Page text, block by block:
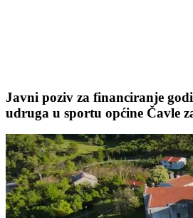
Javni poziv za financiranje
udruga u sportu općine Čavle